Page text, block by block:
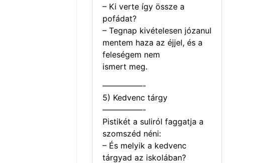
– Ki verte így össze a
pofádat?
– Tegnap kivételesen józanul
mentem haza az éjjel, és a
feleségem nem
ismert meg.
—————-
5) Kedvenc tárgy
—————-
Pistikét a suliról faggatja a
szomszéd néni:
– És melyik a kedvenc
tárgyad az iskolában?